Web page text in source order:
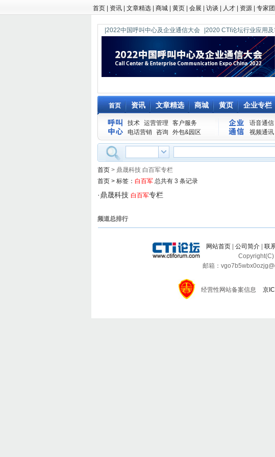
首页 资讯 文章精选 商城 黄页 会展 访谈 人才 资源 专家
|2022中国呼叫中心及企业通信大会 |2020 CTI论坛行业应用
首页 资讯 文章精选 商城 黄页 企业专栏
技术 运营管理
客户服务
电话营销
咨询 外包&园区
语音通信
视频通讯
首页 > 鼎晟科技 白百军专栏
首页 > 标签： 白百军 总共有 3 条记录
·鼎晟科技 白百军专栏
频道总排行
网站首页 公司简介 联
邮箱：
经营性网站备案信息 京